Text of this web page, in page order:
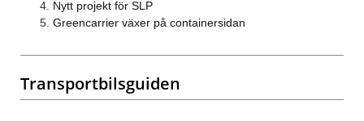
Nytt projekt för SLP
Greencarrier växer på containersidan
Transportbilsguiden